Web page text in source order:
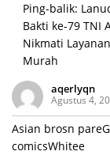
Ping-balik:
Bakti ke-79 TNI
Nikmati
Murah
aqerlyqn
Agustus 4,
Asian brosn
comicsWhitee